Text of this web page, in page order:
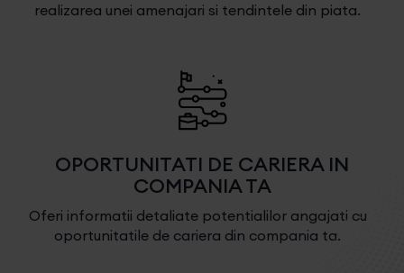
realizarea unei amenajari si tendintele din piata.
OPORTUNITATI DE CARIERA IN
COMPANIA TA
Oferi informatii detaliate potentialilor angajati cu
oportunitatile de cariera din compania ta.